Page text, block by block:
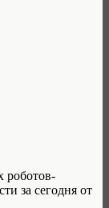
роботов-
за сегодня от